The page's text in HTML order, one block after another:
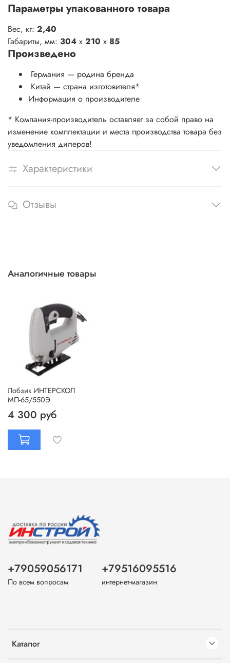
Параметры упакованного товара
Вес, кг: 2,40
Габариты, мм: 304 x 210 x 85
Произведено
Германия — родина бренда
Китай — страна изготовителя*
Информация о производителе
* Компания-производитель оставляет за собой право на
изменение комплектации и места производства товара без
уведомления дилеров!
Характеристики
Отзывы
Аналогичные товары
Лобзик ИНТЕРСКОЛ
МП-65/550Э
4 300 руб
Каталог
+79059056171
По всем вопросам
+79516095516
интернет-магазин